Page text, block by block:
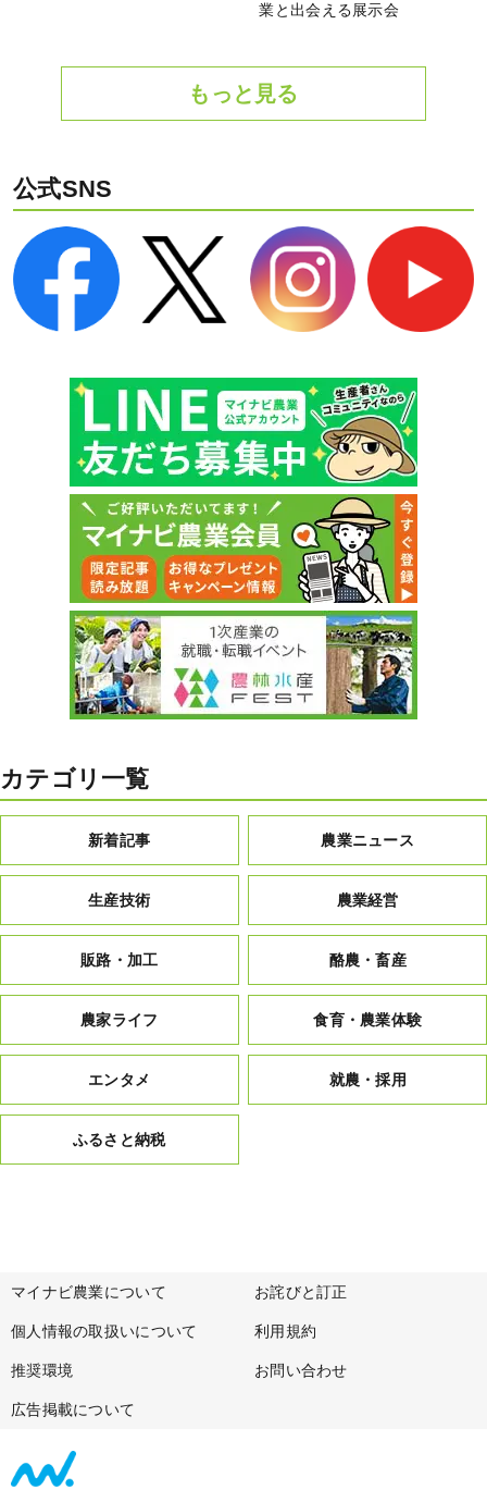
業と出会える展示会
もっと見る
公式SNS
カテゴリ一覧
新着記事 農業ニュース
生産技術 農業経営
販路・加工 酪農・畜産
農家ライフ 食育・農業体験
エンタメ 就農・採用
ふるさと納税
マイナビ農業について お詫びと訂正
個人情報の取扱いについて 利用規約
推奨環境 お問い合わせ
広告掲載について